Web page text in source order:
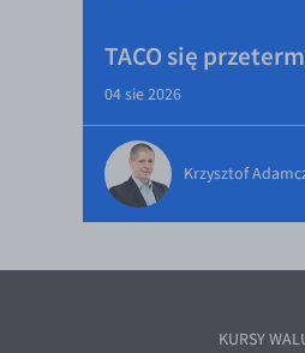
TACO się
04 sie 2026
Krzysztof
KURSY